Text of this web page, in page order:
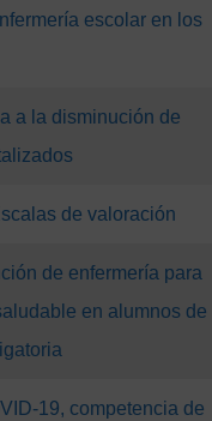
escolar en los
a la disminución de
de valoración
de enfermería para
en alumnos de
19, competencia de